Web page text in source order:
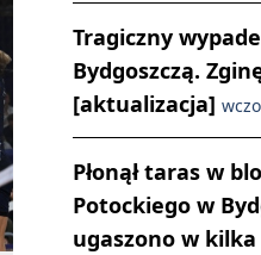
Tragiczny
Bydgoszczą.
[aktualizacja]
Płonął taras w
Potockiego w
ugaszono w